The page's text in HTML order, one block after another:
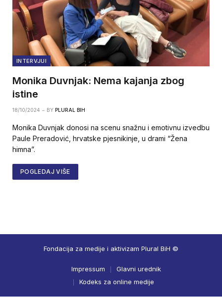
INTERVJUI
Monika Duvnjak: Nema kajanja zbog
istine
18/10/2024 BY PLURAL BIH
Monika Duvnjak donosi na scenu snažnu i emotivnu izvedbu
Paule Preradović, hrvatske pjesnikinje, u drami “Žena
himna”.
POGLEDAJ VIŠE
Fondacija za medije i aktivizam Plural BiH ©
Impressum
Glavni urednik
Kodeks za online medije